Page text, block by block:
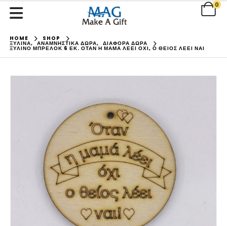
0
HOME SHOP
ΞΥΛΙΝΑ, ΑΝΑΜΝΗΣΤΙΚΑ ΔΩΡΑ, ΔΙΑΦΟΡΑ ΔΩΡΑ
ΞΎΛΙΝΟ ΜΠΡΕΛΌΚ 6 ΕΚ. ΌΤΑΝ Η ΜΑΜΆ ΛΈΕΙ ΌΧΙ, Ο ΘΕΊΟΣ ΛΈΕΙ ΝΑΙ